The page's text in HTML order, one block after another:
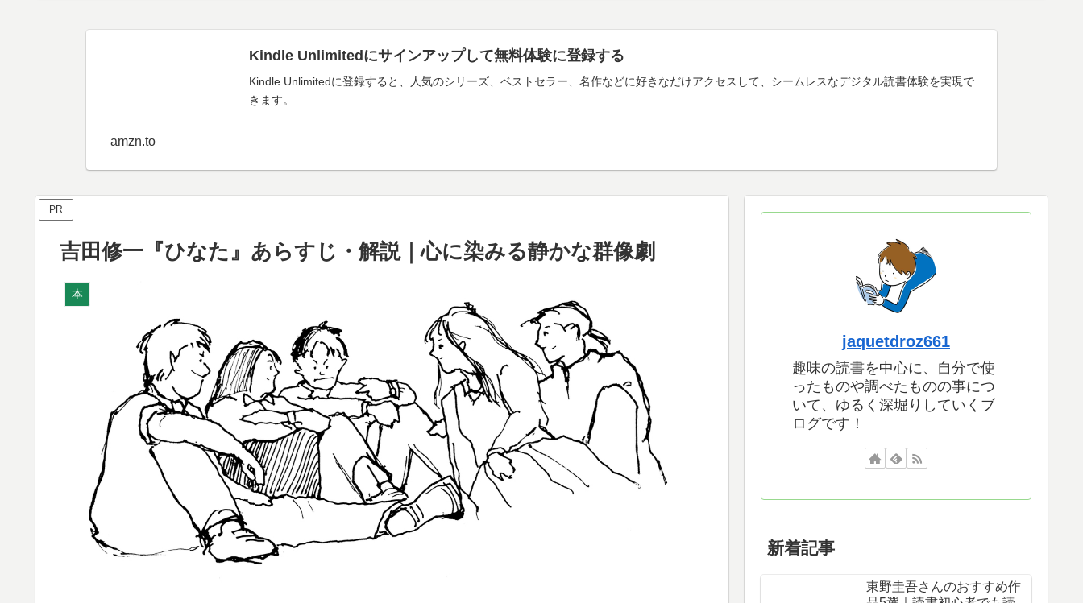
Kindle Unlimitedにサインアップして無料体験に登録する
Kindle Unlimitedに登録すると、人気のシリーズ、ベストセラー、名作などに好きなだけアクセスして、シームレスなデジタル読書体験を実現で
きます。
amzn.to
PR
吉田修一『ひなた』あらすじ・解説｜心に染みる静かな群像劇
本
jaquetdroz661
趣味の読書を中心に、自分で使
ったものや調べたものの事につ
いて、ゆるく深堀りしていくブ
ログです！
新着記事
東野圭吾さんのおすすめ作